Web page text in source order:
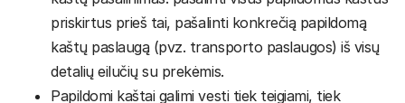
priskirtus prieš tai, pašalinti konkrečią papildomą
kaštų paslaugą (pvz. transporto paslaugos) iš visų
detalių eilučių su prekėmis.
Papildomi kaštai galimi vesti tiek teigiami, tiek